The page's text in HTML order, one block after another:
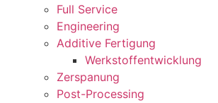
Full Service
Engineering
Additive Fertigung
Werkstoffentwicklung
Zerspanung
Post-Processing